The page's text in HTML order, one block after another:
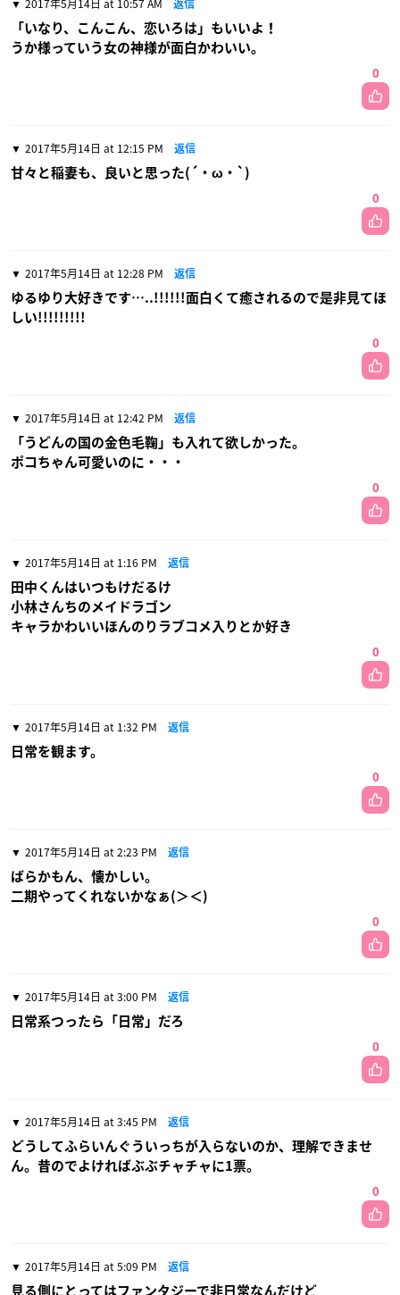
2017年5月14日 at 10:57 AM 返信
「いなり、こんこん、恋いろは」もいいよ！
うか様っていう女の神様が面白かわいい。
0
2017年5月14日 at 12:15 PM 返信
甘々と稲妻も、良いと思った(´・ω・`)
0
2017年5月14日 at 12:28 PM 返信
ゆるゆり大好きです…..!!!!!!面白くて癒されるので是非見てほ
しい!!!!!!!!!
0
2017年5月14日 at 12:42 PM 返信
「うどんの国の金色毛鞠」も入れて欲しかった。
ポコちゃん可愛いのに・・・
0
2017年5月14日 at 1:16 PM 返信
田中くんはいつもけだるけ
小林さんちのメイドラゴン
キャラかわいいほんのりラブコメ入りとか好き
0
2017年5月14日 at 1:32 PM 返信
日常を観ます。
0
2017年5月14日 at 2:23 PM 返信
ばらかもん、懐かしい。
二期やってくれないかなぁ(＞＜)
0
2017年5月14日 at 3:00 PM 返信
日常系つったら「日常」だろ
0
2017年5月14日 at 3:45 PM 返信
どうしてふらいんぐういっちが入らないのか、理解できませ
ん。昔のでよければぶぶチャチャに1票。
0
2017年5月14日 at 5:09 PM 返信
見る側にとってはファンタジーで非日常なんだけど